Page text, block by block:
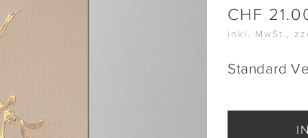
CHF
inkl. MwSt.,
Standard